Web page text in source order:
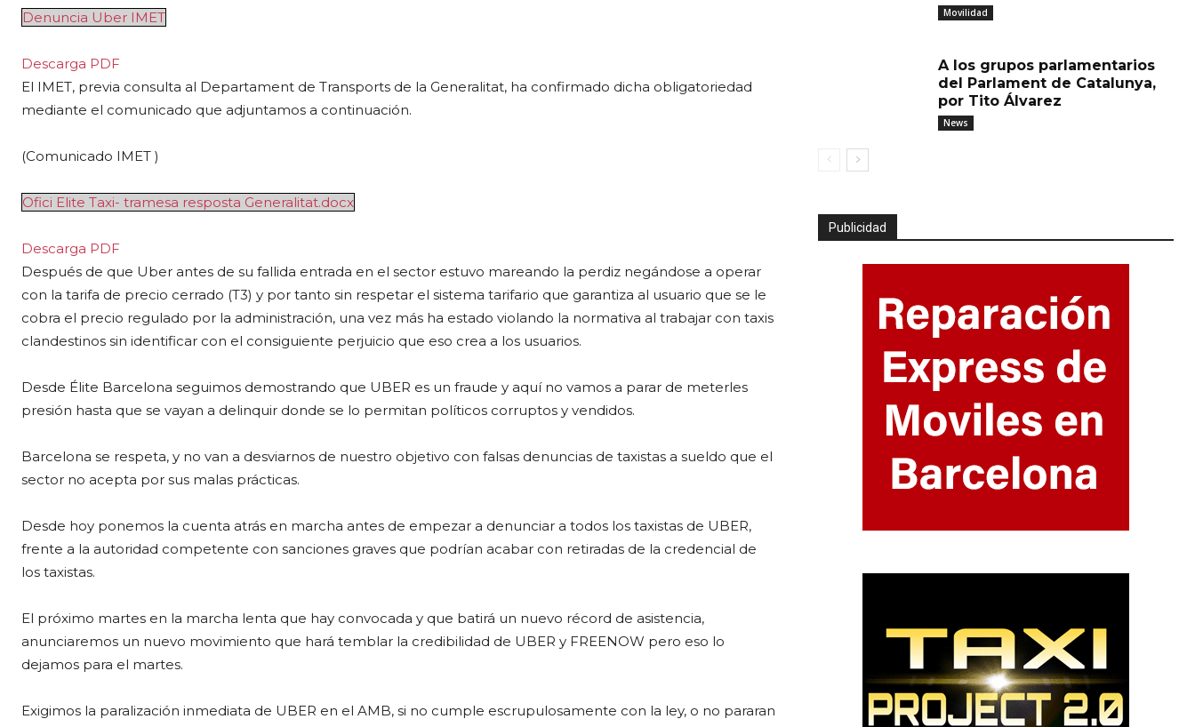
Denuncia Uber IMET
Descarga PDF
El IMET, previa consulta al Departament de Transports de la Generalitat, ha confirmado dicha obligatoriedad
mediante el comunicado que adjuntamos a continuación.
(Comunicado IMET )
Ofici Elite Taxi- tramesa resposta Generalitat.docx
Descarga PDF
Después de que Uber antes de su fallida entrada en el sector estuvo mareando la perdiz negándose a operar
con la tarifa de precio cerrado (T3) y por tanto sin respetar el sistema tarifario que garantiza al usuario que se le
cobra el precio regulado por la administración, una vez más ha estado violando la normativa al trabajar con taxis
clandestinos sin identificar con el consiguiente perjuicio que eso crea a los usuarios.
Desde Élite Barcelona seguimos demostrando que UBER es un fraude y aquí no vamos a parar de meterles
presión hasta que se vayan a delinquir donde se lo permitan políticos corruptos y vendidos.
Barcelona se respeta, y no van a desviarnos de nuestro objetivo con falsas denuncias de taxistas a sueldo que el
sector no acepta por sus malas prácticas.
Desde hoy ponemos la cuenta atrás en marcha antes de empezar a denunciar a todos los taxistas de UBER,
frente a la autoridad competente con sanciones graves que podrían acabar con retiradas de la credencial de
los taxistas.
El próximo martes en la marcha lenta que hay convocada y que batirá un nuevo récord de asistencia,
anunciaremos un nuevo movimiento que hará temblar la credibilidad de UBER y FREENOW pero eso lo
dejamos para el martes.
Exigimos la paralización inmediata de UBER en el AMB, si no cumple escrupulosamente con la ley, o no pararan
Movilidad
A los grupos parlamentarios
del Parlament de Catalunya,
por Tito Álvarez
News
Publicidad